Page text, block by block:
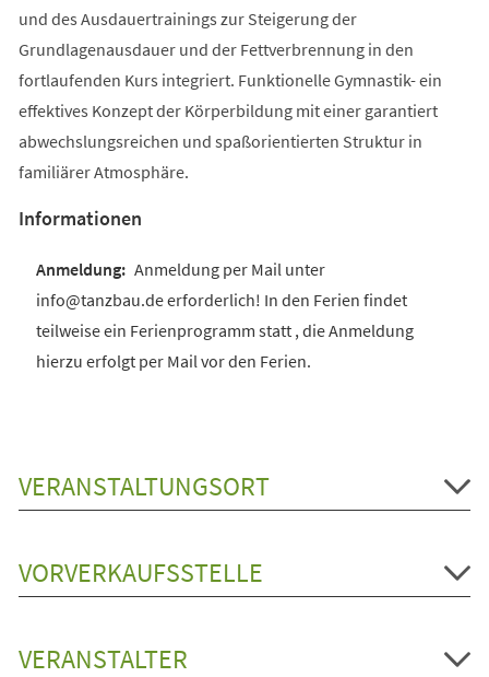
und des Ausdauertrainings zur Steigerung der
Grundlagenausdauer und der Fettverbrennung in den
fortlaufenden Kurs integriert. Funktionelle Gymnastik- ein
effektives Konzept der Körperbildung mit einer garantiert
abwechslungsreichen und spaßorientierten Struktur in
familiärer Atmosphäre.
Informationen
Anmeldung per Mail unter
info@tanzbau.de erforderlich! In den Ferien findet
teilweise ein Ferienprogramm statt , die Anmeldung
hierzu erfolgt per Mail vor den Ferien.
VERANSTALTUNGSORT
VORVERKAUFSSTELLE
VERANSTALTER